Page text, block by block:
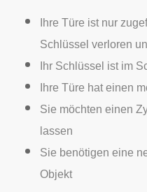
Ihre Türe ist nur
Schlüssel verloren
Ihr Schlüssel ist im
Ihre Türe hat einen
Sie möchten einen
lassen
Sie benötigen eine
Objekt